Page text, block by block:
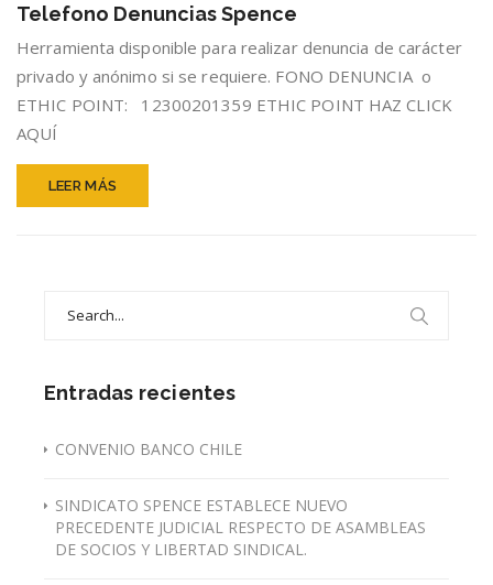
Telefono Denuncias Spence
Herramienta disponible para realizar denuncia de carácter
privado y anónimo si se requiere. FONO DENUNCIA o
ETHIC POINT: 12300201359 ETHIC POINT HAZ CLICK
AQUÍ
LEER MÁS
Entradas recientes
CONVENIO BANCO CHILE
SINDICATO SPENCE ESTABLECE NUEVO
PRECEDENTE JUDICIAL RESPECTO DE ASAMBLEAS
DE SOCIOS Y LIBERTAD SINDICAL.